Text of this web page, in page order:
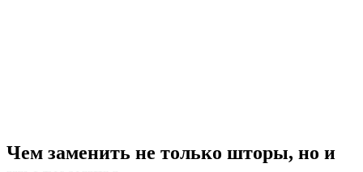
Чем заменить не только шторы, но и